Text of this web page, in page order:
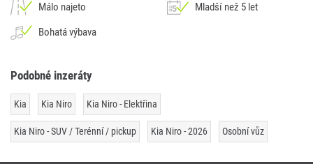
Málo najeto
Mladší než 5 let
Bohatá výbava
Podobné inzeráty
Kia Kia Niro Kia Niro - Elektřina
Kia Niro - SUV / Terénní / pickup Kia Niro - 2026 Osobní vůz